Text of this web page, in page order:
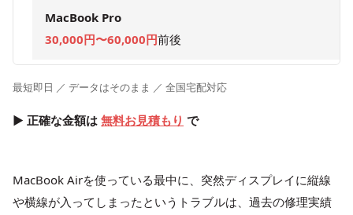
MacBook Pro
30,000円〜60,000円前後
最短即日 ／ データはそのまま ／ 全国宅配対応
▶ 正確な金額は 無料お見積もり で
MacBook Airを使っている最中に、突然ディスプレイに縦線
や横線が入ってしまったというトラブルは、過去の修理実績